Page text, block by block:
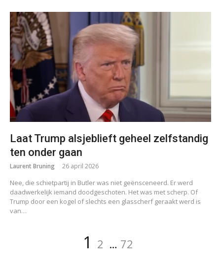
Laat Trump alsjeblieft geheel zelfstandig
ten onder gaan
Laurent Bruning 26 april 2026
Nee, die schietpartij in Butler was niet geënsceneerd. Er werd
daadwerkelijk iemand doodgeschoten. Het was met scherp. Of
Trump door een kogel of slechts een glasscherf geraakt werd is
van…
Pagina
1 Pagina
2 … Pagina
72